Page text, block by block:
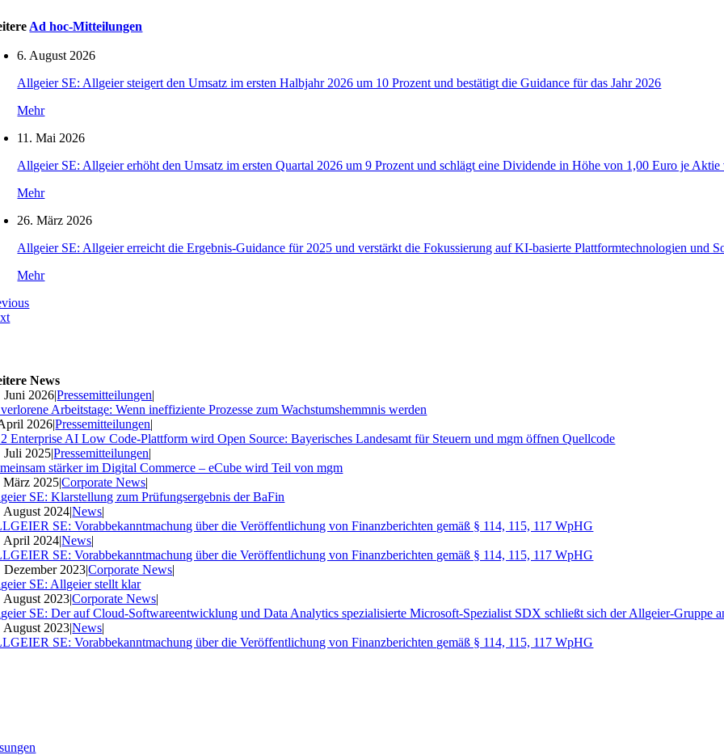
Ad hoc-Mitteilungen
6. August 2026
Allgeier SE: Allgeier steigert den Umsatz im ersten Halbjahr 2026 um 10 Prozent und bestätigt die Guidance für das Jahr 2026
Mehr
11. Mai 2026
Allgeier SE: Allgeier erhöht den Umsatz im ersten Quartal 2026 um 9 Prozent und schlägt eine Dividende in Höhe von 1,00 Euro je Aktie
Mehr
26. März 2026
Allgeier SE: Allgeier erreicht die Ergebnis-Guidance für 2025 und verstärkt die Fokussierung auf KI‑basierte Plattformtechnologien und
Mehr
News
Juni 2026|Pressemitteilungen|
Arbeitstage: Wenn ineffiziente Prozesse zum Wachstumshemmnis werden
2026|Pressemitteilungen|
Enterprise AI Low Code-Plattform wird Open Source: Bayerisches Landesamt für Steuern und mgm öffnen Quellcode
Juli 2025|Pressemitteilungen|
stärker im Digital Commerce – eCube wird Teil von mgm
März 2025|Corporate News|
SE: Klarstellung zum Prüfungsergebnis der BaFin
August 2024|News|
SE: Vorabbekanntmachung über die Veröffentlichung von Finanzberichten gemäß § 114, 115, 117 WpHG
April 2024|News|
SE: Vorabbekanntmachung über die Veröffentlichung von Finanzberichten gemäß § 114, 115, 117 WpHG
Dezember 2023|Corporate News|
SE: Allgeier stellt klar
August 2023|Corporate News|
SE: Der auf Cloud-Softwareentwicklung und Data Analytics spezialisierte Microsoft-Spezialist SDX schließt sich der Allgeier-Gruppe
August 2023|News|
SE: Vorabbekanntmachung über die Veröffentlichung von Finanzberichten gemäß § 114, 115, 117 WpHG